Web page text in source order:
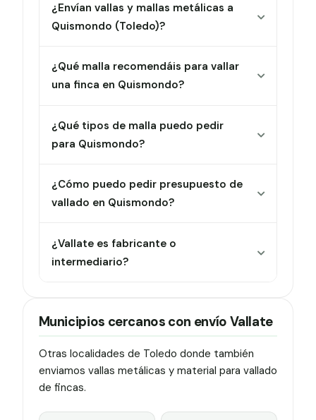
¿Envían vallas y mallas metálicas a
Quismondo (Toledo)?
¿Qué malla recomendáis para vallar
una finca en Quismondo?
¿Qué tipos de malla puedo pedir
para Quismondo?
¿Cómo puedo pedir presupuesto de
vallado en Quismondo?
¿Vallate es fabricante o
intermediario?
Municipios cercanos con envío Vallate
Otras localidades de Toledo donde también
enviamos vallas metálicas y material para vallado
de fincas.